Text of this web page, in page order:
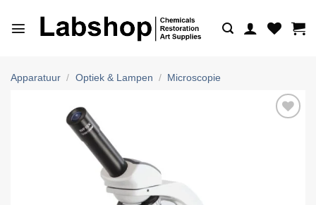
naar
Apparatuur / Optiek & Lampen / Microscopie